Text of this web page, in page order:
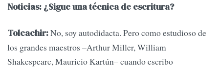
Noticias: ¿Sigue una técnica de escritura?
Tolcachir:No, soy autodidacta. Pero como estudioso de
los grandes maestros –Arthur Miller, William
Shakespeare, Mauricio Kartún– cuando escribo